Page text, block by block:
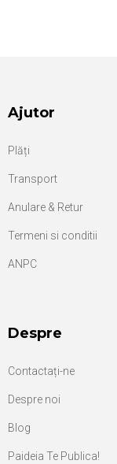
Ajutor
Plăți
Transport
Anulare & Retur
Termeni si conditii
ANPC
Despre
Contactați-ne
Despre noi
Blog
Paideia Te Publica!